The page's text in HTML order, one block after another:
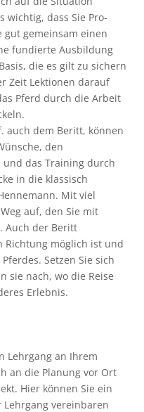
wichtig, dass Sie Pro-
gut gemeinsam einen
fundierte Ausbildung
die es gilt zu sichern
Zeit Lektionen darauf
Pferd durch die Arbeit
auch dem Beritt, können
den
und das Training durch
in die klassisch
Mit viel
auf, den Sie mit
Auch der Beritt
Richtung möglich ist und
Setzen Sie sich
sie nach, wo die Reise
Erlebnis.
Lehrgang an Ihrem
an die Planung vor Ort
Hier können Sie ein
Lehrgang vereinbaren